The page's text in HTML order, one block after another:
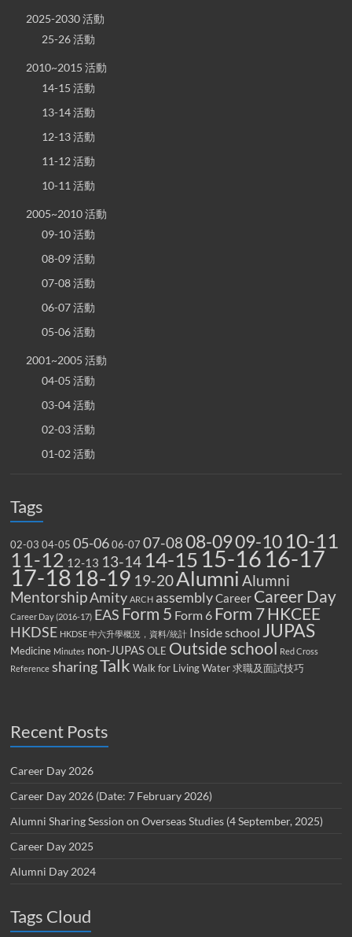
2025-2030 活動
25-26 活動
2010~2015 活動
14-15 活動
13-14 活動
12-13 活動
11-12 活動
10-11 活動
2005~2010 活動
09-10 活動
08-09 活動
07-08 活動
06-07 活動
05-06 活動
2001~2005 活動
04-05 活動
03-04 活動
02-03 活動
01-02 活動
Tags
02-03 04-05 05-06 06-07 07-0808-0909-10 10-11
11-12 12-13 13-14 14-15 15-16 16-17
17-18 18-19 19-20Alumni Alumni
MentorshipAmity ARCH assemblyCareer Career Day
Career Day (2016-17) EAS Form 5 Form 6 Form 7HKCEE
HKDSE HKDSE 中六升學概況，資料/統計 Inside school JUPAS
Medicine Minutes non-JUPAS OLE Outside school Red Cross
Reference sharingTalk Walk for Living Water 求職及面試技巧
Recent Posts
Career Day 2026
Career Day 2026 (Date: 7 February 2026)
Alumni Sharing Session on Overseas Studies (4 September, 2025)
Career Day 2025
Alumni Day 2024
Tags Cloud